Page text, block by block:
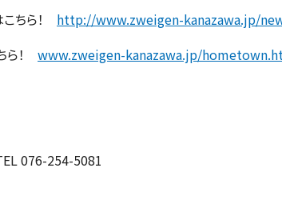
ちら！ http://www.zweigen-kanazawa.jp/
ら！ www.zweigen-kanazawa.jp/
076-254-5081